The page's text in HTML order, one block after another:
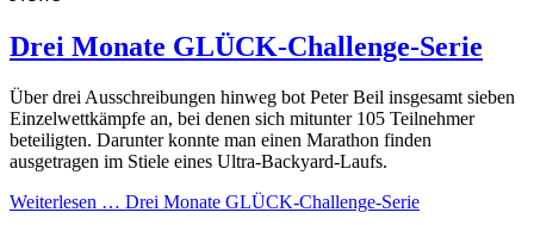
Drei Monate GLÜCK-Challenge-Serie
Über drei Ausschreibungen hinweg bot Peter Beil insgesamt sieben
Einzelwettkämpfe an, bei denen sich mitunter 105 Teilnehmer
beteiligten. Darunter konnte man einen Marathon finden
ausgetragen im Stiele eines Ultra-Backyard-Laufs.
Weiterlesen … Drei Monate GLÜCK-Challenge-Serie